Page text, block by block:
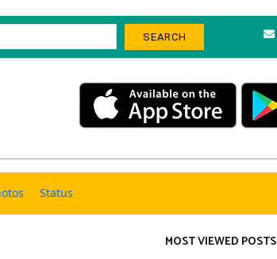
Status
MOST VIEWED POSTS